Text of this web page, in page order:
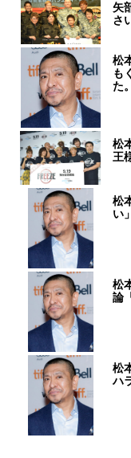
矢
さ
松
も
た
松
王
松
い
松
論
松
ハ